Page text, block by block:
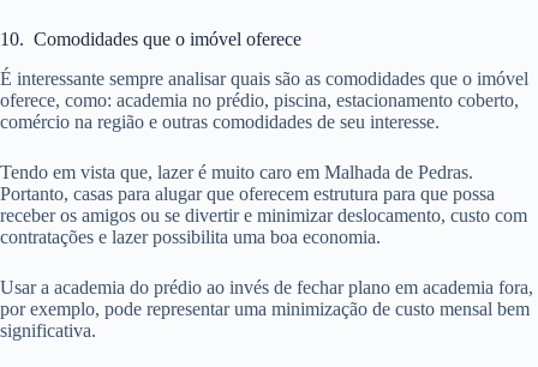
10. Comodidades que o imóvel oferece
É interessante sempre analisar quais são as comodidades que o imóvel
oferece, como: academia no prédio, piscina, estacionamento coberto,
comércio na região e outras comodidades de seu interesse.
Tendo em vista que, lazer é muito caro em Malhada de Pedras.
Portanto, casas para alugar que oferecem estrutura para que possa
receber os amigos ou se divertir e minimizar deslocamento, custo com
contratações e lazer possibilita uma boa economia.
Usar a academia do prédio ao invés de fechar plano em academia fora,
por exemplo, pode representar uma minimização de custo mensal bem
significativa.